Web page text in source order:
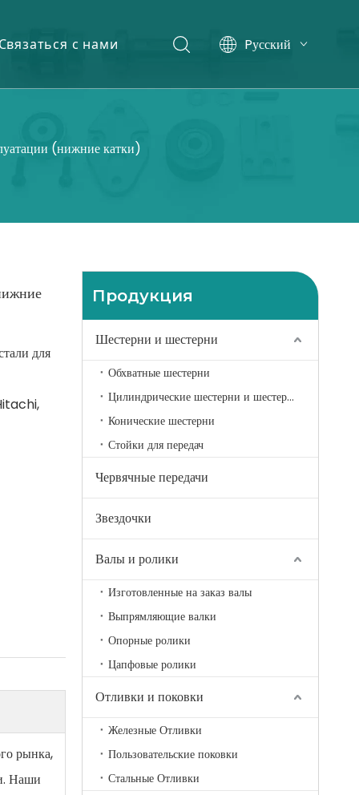
Связаться с нами
Pусский
(нижние катки)
для
рынка,
Наши
Продукция
Шестерни и шестерни
Обхватные шестерни
Цилиндрические шестерни и шестерни
Конические шестерни
Стойки для передач
Червячные передачи
Звездочки
Валы и ролики
Изготовленные на заказ валы
Выпрямляющие валки
Опорные ролики
Цапфовые ролики
Отливки и поковки
Железные Отливки
Пользовательские поковки
Стальные Отливки